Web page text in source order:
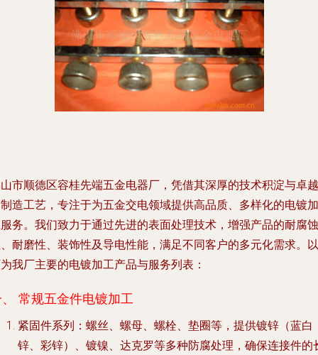
市顺德区容桂先端五金电器厂，凭借其深厚的技术积淀与卓越
造工艺，专注于为五金交电领域提供高品质、多样化的电镀加
务。我们致力于通过先进的表面处理技术，增强产品的耐腐蚀
耐磨性、装饰性及导电性能，满足不同客户的多元化需求。以
我厂主要的电镀加工产品与服务列表：
常规五金件电镀加工
紧固件系列 ：螺丝、螺母、螺栓、垫圈等，提供镀锌（蓝白
锌、彩锌）、镀镍、达克罗等多种防腐处理，确保连接件的